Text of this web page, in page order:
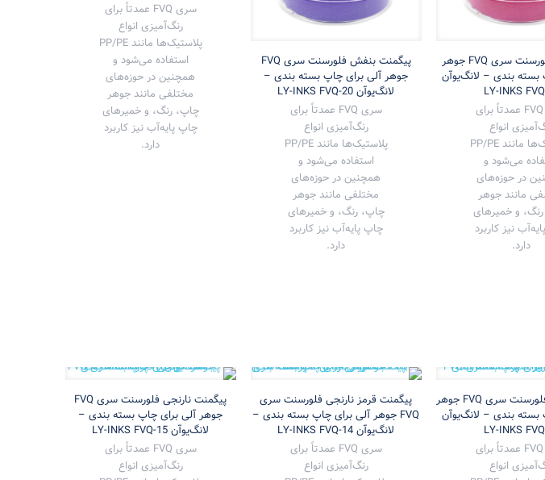
پیگمنت رُز فلورسنت سری FVQ جوهر
بسته بندی – لانگ‌یوآن
LY-INKS
سری FVQ عمدتاً برای
انواع
پلاستیک‌ها مانند PP/PE
می‌شود و
در حوزه‌های
مانند جوهر
و خمیرهای
نیز کاربرد
دارد.
پیگمنت بنفش فلورسنت سری FVQ
جوهر آلی برای چاپ بسته بندی –
لانگ‌یوآن LY-INKS FVQ-20
سری FVQ عمدتاً برای
رنگ‌آمیزی انواع
پلاستیک‌ها مانند PP/PE
استفاده می‌شود و
همچنین در حوزه‌های
مختلفی مانند جوهر
چاپ، رنگ، و خمیرهای
چاپ پایه‌آب نیز کاربرد
دارد.
سری FVQ عمدتاً برای
رنگ‌آمیزی انواع
پلاستیک‌ها مانند PP/PE
استفاده می‌شود و
همچنین در حوزه‌های
مختلفی مانند جوهر
چاپ، رنگ، و خمیرهای
چاپ پایه‌آب نیز کاربرد
دارد.
پیگمنت قرمز فلورسنت سری FVQ جوهر
بسته بندی – لانگ‌یوآن
LY-INKS
سری FVQ عمدتاً برای
انواع
پیگمنت قرمز نارنجی فلورسنت سری
FVQ جوهر آلی برای چاپ بسته بندی –
لانگ‌یوآن LY-INKS FVQ-14
سری FVQ عمدتاً برای
رنگ‌آمیزی انواع
پیگمنت نارنجی فلورسنت سری FVQ
جوهر آلی برای چاپ بسته بندی –
لانگ‌یوآن LY-INKS FVQ-15
سری FVQ عمدتاً برای
رنگ‌آمیزی انواع